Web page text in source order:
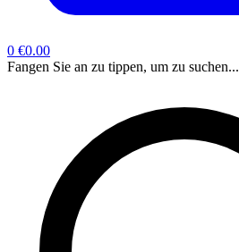
0 €0.00
Fangen Sie an zu tippen, um zu suchen...